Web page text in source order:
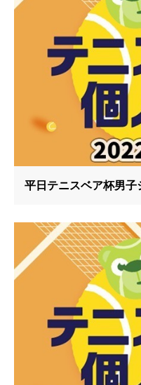
平日テニスベア杯男